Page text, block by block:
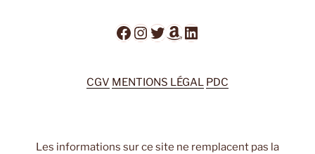
Facebook
Instagram
Twitter
Amazon
LinkedIn
CGV MENTIONS LÉGAL PDC
Les informations sur ce site ne remplacent pas la